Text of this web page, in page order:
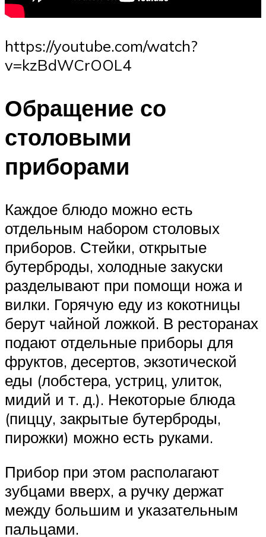
https://youtube.com/watch?
v=kzBdWCrOOL4
Обращение со
столовыми
приборами
Каждое блюдо можно есть
отдельным набором столовых
приборов. Стейки, открытые
бутерброды, холодные закуски
разделывают при помощи ножа и
вилки. Горячую еду из кокотницы
берут чайной ложкой. В ресторанах
подают отдельные приборы для
фруктов, десертов, экзотической
еды (лобстера, устриц, улиток,
мидий и т. д.). Некоторые блюда
(пиццу, закрытые бутерброды,
пирожки) можно есть руками.
Прибор при этом располагают
зубцами вверх, а ручку держат
между большим и указательным
пальцами.